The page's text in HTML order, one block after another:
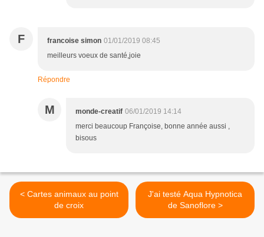
F francoise simon 01/01/2019 08:45
meilleurs voeux de santé,joie
Répondre
M monde-creatif 06/01/2019 14:14
merci beaucoup Françoise, bonne année aussi ,
bisous
< Cartes animaux au point
de croix
J'ai testé Aqua Hypnotica
de Sanoflore >